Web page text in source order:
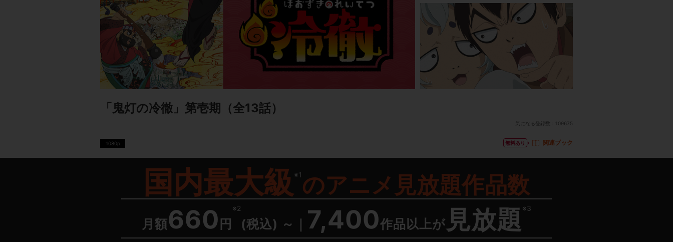
「鬼灯の冷徹」第壱期 （全13話）
気になる登録数： 109675
1080p 無料あり 関連ブック
国内最大級 ※1 のアニメ見放題作品数
月額660 円
※2
(税込) ～ 7,400作品以上が 見放題 ※3